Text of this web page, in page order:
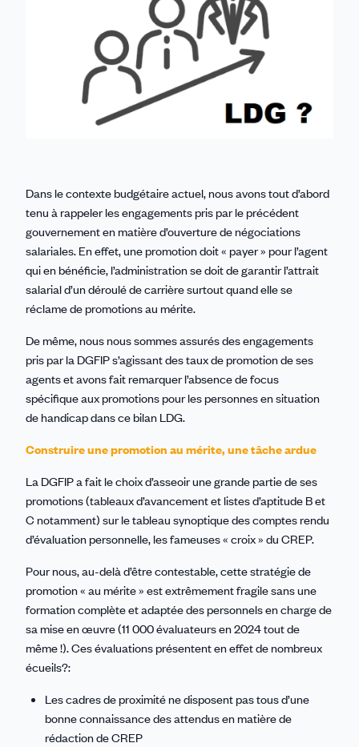
Dans le contexte budgétaire actuel, nous avons tout d’abord
tenu à rappeler les engagements pris par le précédent
gouvernement en matière d’ouverture de négociations
salariales. En effet, une promotion doit « payer » pour l’agent
qui en bénéficie, l’administration se doit de garantir l’attrait
salarial d’un déroulé de carrière surtout quand elle se
réclame de promotions au mérite.
De même, nous nous sommes assurés des engagements
pris par la DGFIP s’agissant des taux de promotion de ses
agents et avons fait remarquer l’absence de focus
spécifique aux promotions pour les personnes en situation
de handicap dans ce bilan LDG.
Construire une promotion au mérite, une tâche ardue
La DGFIP a fait le choix d’asseoir une grande partie de ses
promotions (tableaux d’avancement et listes d’aptitude B et
C notamment) sur le tableau synoptique des comptes rendu
d’évaluation personnelle, les fameuses « croix » du CREP.
Pour nous, au-delà d’être contestable, cette stratégie de
promotion « au mérite » est extrêmement fragile sans une
formation complète et adaptée des personnels en charge de
sa mise en œuvre (11 000 évaluateurs en 2024 tout de
même !). Ces évaluations présentent en effet de nombreux
écueils?:
Les cadres de proximité ne disposent pas tous d’une
bonne connaissance des attendus en matière de
rédaction de CREP